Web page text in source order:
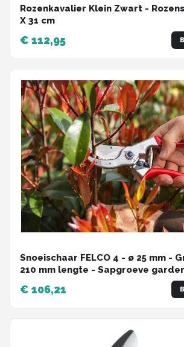
Rozenkavalier Klein Zwart -
X 31 cm
€ 112,95
Snoeischaar FELCO 4 - ø 25 mm -
210 mm lengte - Sapgroeve
€ 106,21